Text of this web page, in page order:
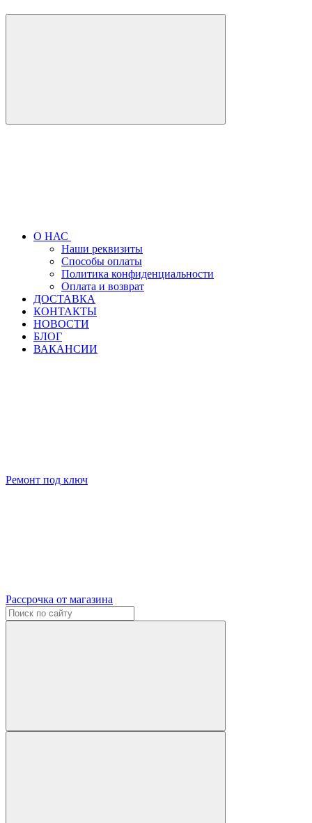
О НАС
Наши реквизиты
Способы оплаты
Политика конфиденциальности
Оплата и возврат
ДОСТАВКА
КОНТАКТЫ
НОВОСТИ
БЛОГ
ВАКАНСИИ
Ремонт под ключ
Рассрочка от магазина